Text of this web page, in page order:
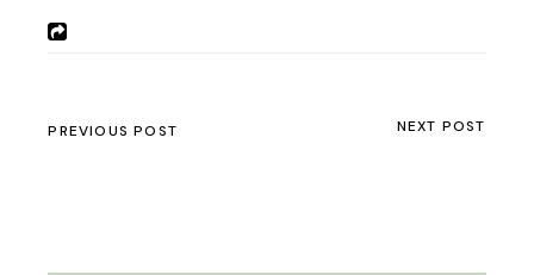
PREVIOUS POST NEXT POST